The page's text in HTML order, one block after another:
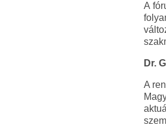
A
Dr.
A